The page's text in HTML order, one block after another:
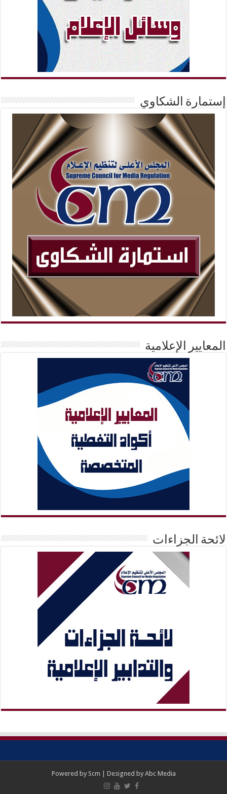
إستمارة الشكاوي
المعايير الإعلامية
لائحة الجزاءات
Powered by Scm | Designed by Abc Media